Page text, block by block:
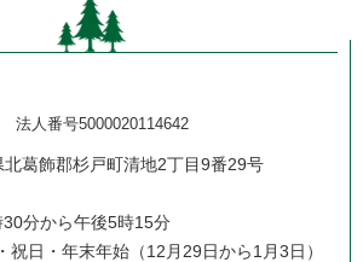
法人番号5000020114642
葛飾郡杉戸町清地2丁目9番29号
分から午後5時15分
祝日・年末年始（12月29日から1月3日）